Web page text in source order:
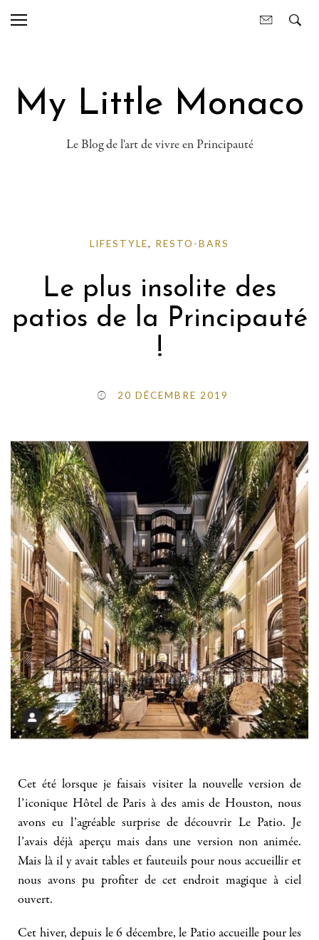
My Little Monaco
Le Blog de l'art de vivre en Principauté
LIFESTYLE, RESTO-BARS
Le plus insolite des
patios de la Principauté
!
20 DÉCEMBRE 2019
Cet été lorsque je faisais visiter la nouvelle version de
l’iconique Hôtel de Paris à des amis de Houston, nous
avons eu l’agréable surprise de découvrir Le Patio. Je
l’avais déjà aperçu mais dans une version non animée.
Mais là il y avait tables et fauteuils pour nous accueillir et
nous avons pu profiter de cet endroit magique à ciel
ouvert.
Cet hiver, depuis le 6 décembre, le Patio accueille pour les